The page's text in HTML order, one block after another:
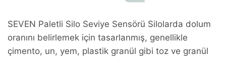
SEVEN Paletli Silo Seviye Sensörü Silolarda dolum
oranını belirlemek için tasarlanmış, genellikle
çimento, un, yem, plastik granül gibi toz ve granül